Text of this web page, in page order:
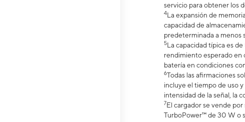
servicio para obtener los
4La expansión de
capacidad de
predeterminada a menos
5La capacidad típica es
rendimiento esperado en
batería en condiciones
6Todas las afirmaciones
incluye el tiempo de uso
intensidad de la señal, la
7El cargador se vende
TurboPower™ de 30 W o